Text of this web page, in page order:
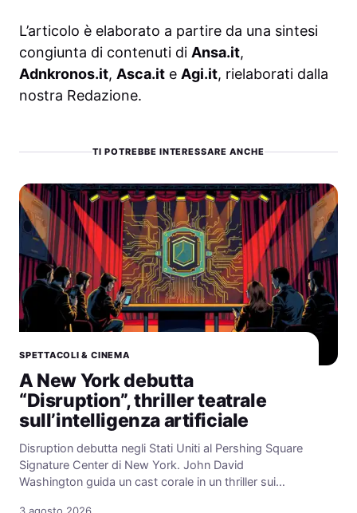
L’articolo è elaborato a partire da una sintesi
congiunta di contenuti di Ansa.it,
Adnkronos.it, Asca.it e Agi.it, rielaborati dalla
nostra Redazione.
TI POTREBBE INTERESSARE ANCHE
SPETTACOLI & CINEMA
A New York debutta
“Disruption”, thriller teatrale
sull’intelligenza artificiale
Disruption debutta negli Stati Uniti al Pershing Square
Signature Center di New York. John David
Washington guida un cast corale in un thriller sui…